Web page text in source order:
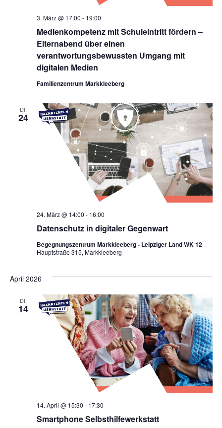
Medienkompetenz mit Schuleintritt fördern –
Elternabend über einen
verantwortungsbewussten Umgang mit
digitalen Medien
3. März @ 17:00 - 19:00
Familienzentrum Markkleeberg
DI.
24
Datenschutz in digitaler Gegenwart
24. März @ 14:00 - 16:00
Begegnungszentrum Markkleeberg - Leipziger Land WK 12
Hauptstraße 315, Markkleeberg
April 2026
DI.
14
Smartphone Selbsthilfewerkstatt
14. April @ 15:30 - 17:30